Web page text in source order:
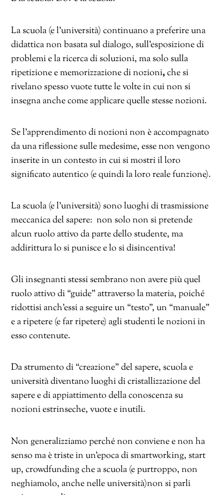
La scuola (e l’università) continuano a preferire una
didattica non basata sul dialogo, sull’esposizione di
problemi e la ricerca di soluzioni, ma solo sulla
ripetizione e memorizzazione di nozioni,che si
rivelano spesso vuote tutte le volte in cui non si
insegna anche come applicare quelle stesse nozioni.
Se l’apprendimento di nozioni non è accompagnato
da una riflessione sulle medesime, esse non vengono
inserite in un contesto in cui si mostri il loro
significato autentico (e quindi la loro reale funzione).
La scuola (e l’università) sono luoghi di trasmissione
meccanica del sapere: non solo non si pretende
alcun ruolo attivo da parte dello studente, ma
addirittura lo si punisce e lo si disincentiva!
Gli insegnanti stessi sembrano non avere più quel
ruolo attivo di “guide” attraverso la materia, poiché
ridottisi anch’essi a seguire un “testo”, un “manuale”
e a ripetere (e far ripetere) agli studenti le nozioni in
esso contenute.
Da strumento di “creazione” del sapere, scuola e
università diventano luoghi di cristallizzazione del
sapere e di appiattimento della conoscenza su
nozioni estrinseche, vuote e inutili.
Non generalizziamo perché non conviene e non ha
senso ma è triste in un’epoca di smartworking, start
up, crowdfunding che a scuola (e purtroppo, non
neghiamolo, anche nelle università)non si parli